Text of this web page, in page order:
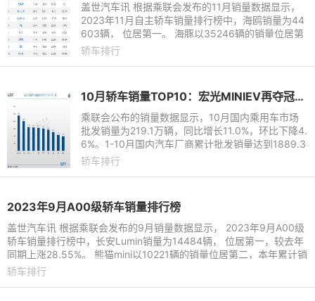
盖世汽车讯 根据乘联会发布的11月销量数据显示，
2023年11月自主轿车销量排行榜中，海鸥销量为44
603辆， 位居第一。 海豚以35246辆的销量位居第
二，较去年同期上涨35.23%，本年累计销量达330
轿车排行
10月轿车销量TOP10：宏光MINIEV再夺冠军，比亚迪三车登榜
乘联会公布的销量数据显示，10月国内乘用车市场
批发销量为219.1万辆，同比增长11.0%，环比下降4.
6%。1-10月国内汽车厂商累计批发销量达到1889.3
万辆，同比增长14.0%。
轿车排行
2023年9月A00级轿车销量排行榜
盖世汽车讯 根据乘联会发布的9月销量数据显示， 2023年9月A00级
轿车销量排行榜中，长安Lumin销量为14484辆， 位居第一，较去年
同期上涨28.55%。 熊猫mini以10221辆的销量位居第二，本年累计销
量达68864辆。9月QQ冰淇
轿车排行